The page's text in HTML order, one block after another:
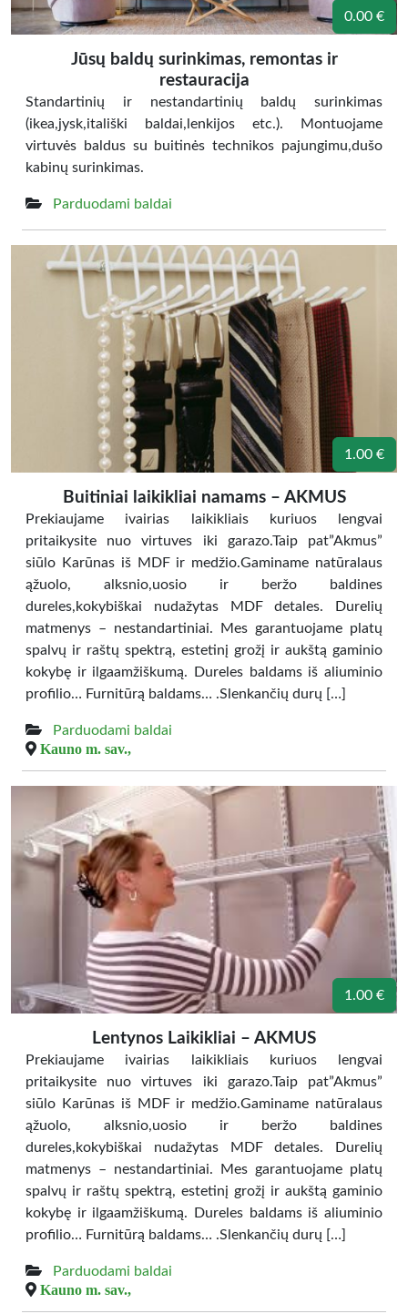
0.00 €
Jūsų baldų surinkimas, remontas ir
restauracija
Standartinių ir nestandartinių baldų surinkimas
(ikea,jysk,itališki baldai,lenkijos etc.). Montuojame
virtuvės baldus su buitinės technikos pajungimu,dušo
kabinų surinkimas.
Parduodami baldai
1.00 €
Buitiniai laikikliai namams – AKMUS
Prekiaujame ivairias laikikliais kuriuos lengvai
pritaikysite nuo virtuves iki garazo.Taip pat”Akmus”
siūlo Karūnas iš MDF ir medžio.Gaminame natūralaus
ąžuolo, alksnio,uosio ir beržo baldines
dureles,kokybiškai nudažytas MDF detales. Durelių
matmenys – nestandartiniai. Mes garantuojame platų
spalvų ir raštų spektrą, estetinį grožį ir aukštą gaminio
kokybę ir ilgaamžiškumą. Dureles baldams iš aliuminio
profilio… Furnitūrą baldams… .Slenkančių durų […]
Parduodami baldai
Kauno m. sav.,
1.00 €
Lentynos Laikikliai – AKMUS
Prekiaujame ivairias laikikliais kuriuos lengvai
pritaikysite nuo virtuves iki garazo.Taip pat”Akmus”
siūlo Karūnas iš MDF ir medžio.Gaminame natūralaus
ąžuolo, alksnio,uosio ir beržo baldines
dureles,kokybiškai nudažytas MDF detales. Durelių
matmenys – nestandartiniai. Mes garantuojame platų
spalvų ir raštų spektrą, estetinį grožį ir aukštą gaminio
kokybę ir ilgaamžiškumą. Dureles baldams iš aliuminio
profilio… Furnitūrą baldams… .Slenkančių durų […]
Parduodami baldai
Kauno m. sav.,